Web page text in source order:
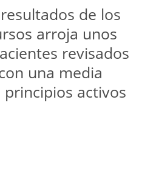
de los
arroja unos
revisados
una media
activos